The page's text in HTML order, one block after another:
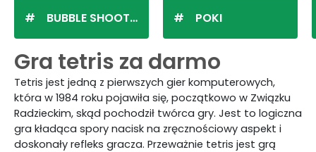
BUBBLE SHOOTER POKI
Gra tetris za darmo
Tetris jest jedną z pierwszych gier komputerowych,
która w 1984 roku pojawiła się, początkowo w Związku
Radzieckim, skąd pochodził twórca gry. Jest to logiczna
gra kładąca spory nacisk na zręcznościowy aspekt i
doskonały refleks gracza. Przeważnie tetris jest grą